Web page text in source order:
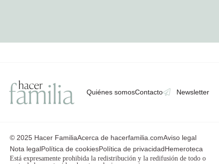
Quiénes somosContacto Newsletter
© 2025 Hacer FamiliaAcerca de hacerfamilia.comAviso legal
Nota legalPolítica de cookiesPolítica de privacidadHemeroteca
Está expresamente prohibida la redistribución y la redifusión de todo o